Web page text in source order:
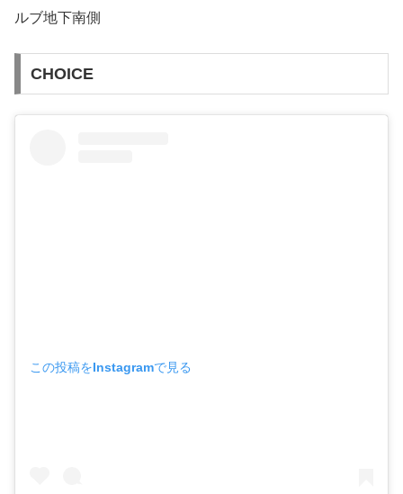
ルブ地下南側
CHOICE
この投稿をInstagramで見る